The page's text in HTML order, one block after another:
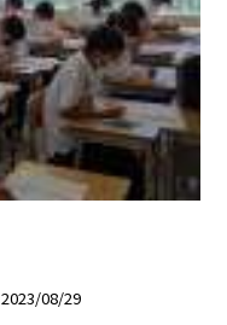
2023/08/29